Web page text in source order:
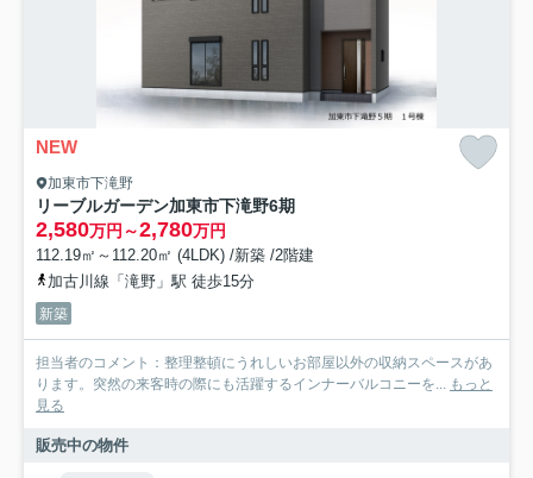
NEW
加東市下滝野
リーブルガーデン加東市下滝野6期
2,580万円～2,780万円
112.19㎡～112.20㎡ (4LDK) /新築 /2階建
加古川線「滝野」駅 徒歩15分
新築
担当者のコメント：整理整頓にうれしいお部屋以外の収納スペースがあ
ります。突然の来客時の際にも活躍するインナーバルコニーを...
もっと
見る
販売中の物件